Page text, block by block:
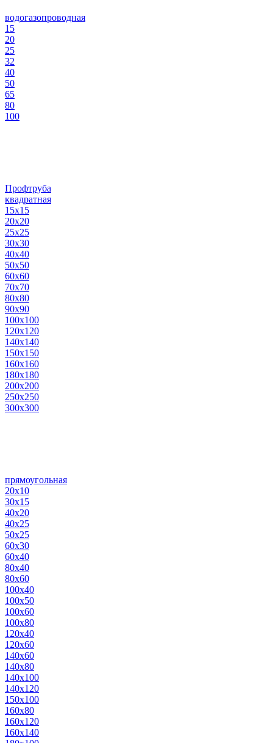
водогазопроводная
15
20
25
32
40
50
65
80
100
Профтруба
квадратная
15х15
20х20
25х25
30х30
40х40
50х50
60х60
70х70
80х80
90х90
100х100
120х120
140х140
150х150
160х160
180х180
200х200
250х250
300х300
прямоугольная
20х10
30х15
40х20
40х25
50х25
60х30
60х40
80х40
80х60
100х40
100х50
100х60
100х80
120х40
120х60
140х60
140х80
140х100
140х120
150х100
160х80
160х120
160х140